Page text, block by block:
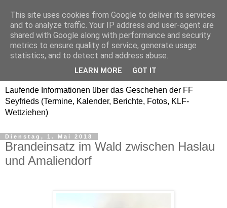
Freiwillige Feuerwehr
SEYFRIEDS
www.ffseyfrieds.at
Laufende Informationen über das Geschehen der FF
Seyfrieds (Termine, Kalender, Berichte, Fotos, KLF-
Wettziehen)
Dienstag, 1. Mai 2018
Brandeinsatz im Wald zwischen Haslau
und Amaliendorf
This site uses cookies from Google to deliver its services
and to analyze traffic. Your IP address and user-agent are
shared with Google along with performance and security
metrics to ensure quality of service, generate usage
statistics, and to detect and address abuse.
LEARN MORE GOT IT